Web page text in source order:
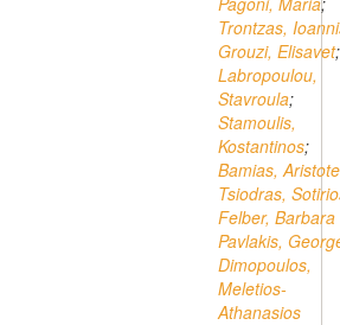
Trontzas,
Grouzi, Elisavet;
Labropoulou,
Stavroula;
Stamoulis,
Kostantinos;
Bamias,
Tsiodras,
Felber, Barbara
Pavlakis,
Dimopoulos,
Meletios-
Athanasios